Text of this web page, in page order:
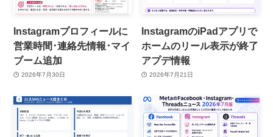
Instagramプロフィールに
営業時間･連絡先情報･マイ
ブーム追加
2026年7月30日
InstagramのiPadアプリで
ホームのリール表示が終了
アプデ情報
2026年7月21日